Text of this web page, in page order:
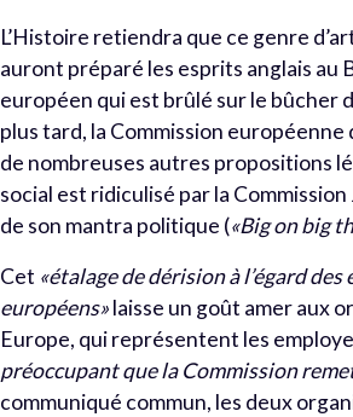
L’Histoire retiendra que ce genre
auront préparé les esprits anglais au
européen qui est brûlé sur le bûcher
plus tard, la Commission
de nombreuses autres propositions
social est ridiculisé par la
de son mantra politique («Big on big
Cet «étalage de dérision à l’égard
européens»laisse un goût amer aux
Europe, qui représentent les
préoccupant que la Commission
communiqué commun, les deux